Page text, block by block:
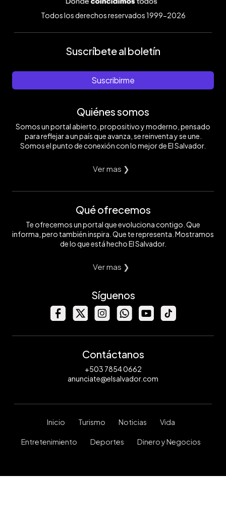
Todos los derechos reservados 1999-2026
Suscríbete al boletín
Suscribirme
Quiénes somos
Somos un portal abierto, propositivo y moderno, pensado
para reflejar a un país que avanza, se reinventa y se une.
Somos el punto de conexión con lo mejor de El Salvador.
Ver mas ❯
Qué ofrecemos
Te ofrecemos un portal que evoluciona contigo. Que
informa, pero también inspira. Que te representa. Mostramos
de lo que está hecho El Salvador.
Ver mas ❯
Síguenos
Contáctanos
+503 7854 0662
anunciate@elsalvador.com
Inicio Turismo Noticias Vida
Entretenimiento Deportes Dinero y Negocios